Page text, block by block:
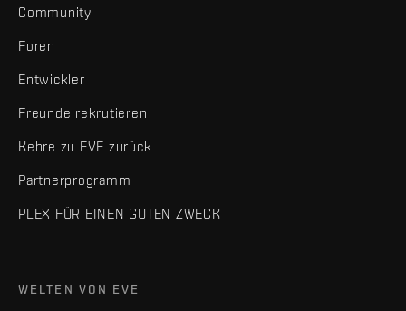
Community
Foren
Entwickler
Freunde rekrutieren
Kehre zu EVE zurück
Partnerprogramm
PLEX FÜR EINEN GUTEN ZWECK
WELTEN VON EVE